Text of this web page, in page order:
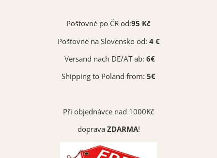
Poštovné po ČR od:95 Kč
Poštovné na Slovensko od: 4 €
Versand nach DE/AT ab: 6€
Shipping to Poland from: 5€
Při objednávce nad 1000Kč
dopravaZDARMA!